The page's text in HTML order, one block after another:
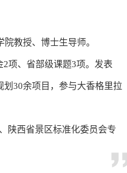
教授、博士生导师。
项、省部级课题3项。发表
30余项目，参与大香格里拉
陕西省景区标准化委员会专